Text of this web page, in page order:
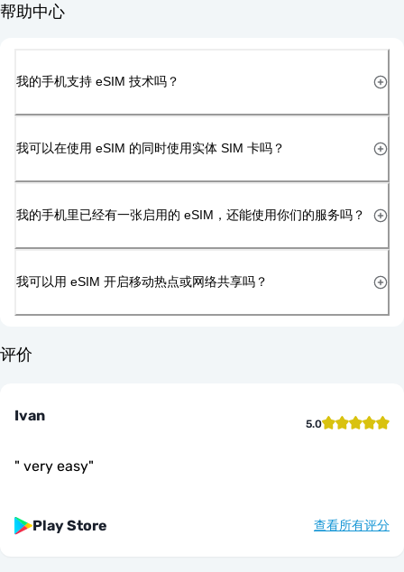
帮助中心
我的手机支持 eSIM 技术吗？
我可以在使用 eSIM 的同时使用实体 SIM 卡吗？
我的手机里已经有一张启用的 eSIM，还能使用你们的服务吗？
我可以用 eSIM 开启移动热点或网络共享吗？
评价
Ivan 5.0
" very easy"
Play Store 查看所有评分